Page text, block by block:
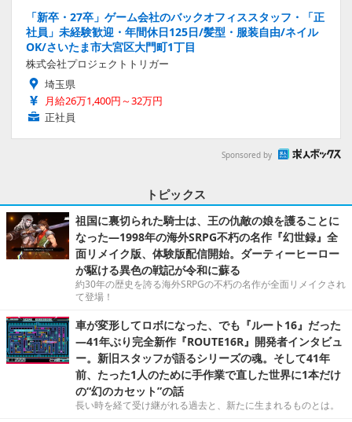
「新卒・27卒」ゲーム会社のバックオフィススタッフ・「正
社員」未経験歓迎・年間休日125日/髪型・服装自由/ネイル
OK/さいたま市大宮区大門町1丁目
株式会社プロジェクトトリガー
埼玉県
月給26万1,400円～32万円
正社員
Sponsored by
トピックス
祖国に裏切られた騎士は、王の仇敵の娘を護ることに
なった―1998年の海外SRPG不朽の名作『幻世録』全
面リメイク版、体験版配信開始。ダーティーヒーロー
が駆ける異色の戦記が令和に蘇る
約30年の歴史を誇る海外SRPGの不朽の名作が全面リメイクされ
て登場！
車が変形してロボになった、でも『ルート16』だった
―41年ぶり完全新作『ROUTE16R』開発者インタビュ
ー。新旧スタッフが語るシリーズの魂。そして41年
前、たった1人のために手作業で直した世界に1本だけ
の“幻のカセット”の話
長い時を経て受け継がれる過去と、新たに生まれるものとは。